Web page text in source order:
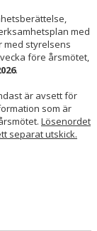
med
med styrelsens
före årsmötet,
.
är avsett för
som är
Lösenordet
separat utskick.